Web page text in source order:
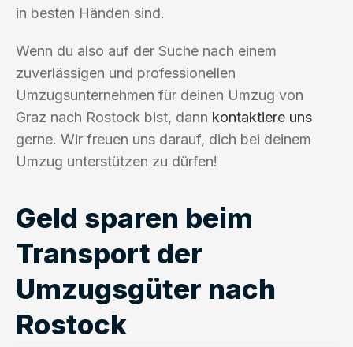
in besten Händen sind.
Wenn du also auf der Suche nach einem
zuverlässigen und professionellen
Umzugsunternehmen für deinen Umzug von
Graz nach Rostock bist, dann kontaktiere uns
gerne. Wir freuen uns darauf, dich bei deinem
Umzug unterstützen zu dürfen!
Geld sparen beim
Transport der
Umzugsgüter nach
Rostock